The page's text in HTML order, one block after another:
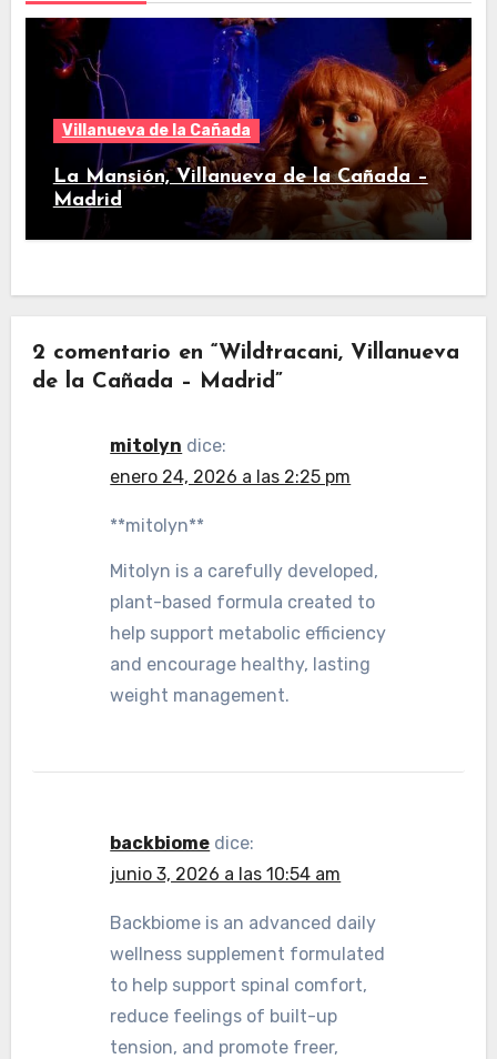
Villanueva de la Cañada
La Mansión, Villanueva de la Cañada –
Madrid
2 comentario en “Wildtracani, Villanueva
de la Cañada – Madrid”
mitolyn dice:
enero 24, 2026 a las 2:25 pm
**mitolyn**
Mitolyn is a carefully developed,
plant-based formula created to
help support metabolic efficiency
and encourage healthy, lasting
weight management.
backbiome dice:
junio 3, 2026 a las 10:54 am
Backbiome is an advanced daily
wellness supplement formulated
to help support spinal comfort,
reduce feelings of built-up
tension, and promote freer,